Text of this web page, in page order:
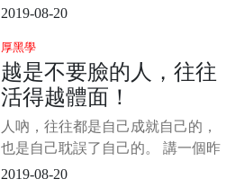
年最具轟動效應的暢銷書，也是迄
本——《富爸爸，窮爸爸》。該系
列還包括《富爸爸投資指南》、
《富爸爸財務自由之路—神奇的現
金流象限》、《富爸爸富孩子，聰
明孩子》。
2019-08-20
厚黑學
越是不要臉的人，往往
活得越體面！
人吶，往往都是自己成就自己的，
也是自己耽誤了自己的。 講一個昨
天晚上和朋友吃飯時聽來的故事，
2019-08-20